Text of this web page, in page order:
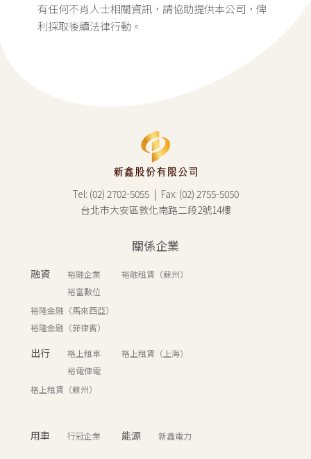
有任何不肖人士相關資訊，請協助提供本公司，俾
利採取後續法律行動。
Tel: (02) 2702-5055 | Fax: (02) 2755-5050
台北市大安區敦化南路二段2號14樓
關係企業
融資
裕融企業
裕富數位
裕融租賃（蘇州）
裕隆金融（馬來西亞）
裕隆金融（菲律賓）
出行
格上租車
裕電俥電
格上租賃（上海）
格上租賃（蘇州）
用車 行冠企業 能源 新鑫電力